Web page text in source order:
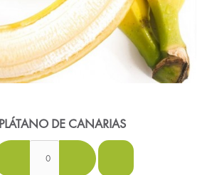
PLÁTANO DE CANARIAS